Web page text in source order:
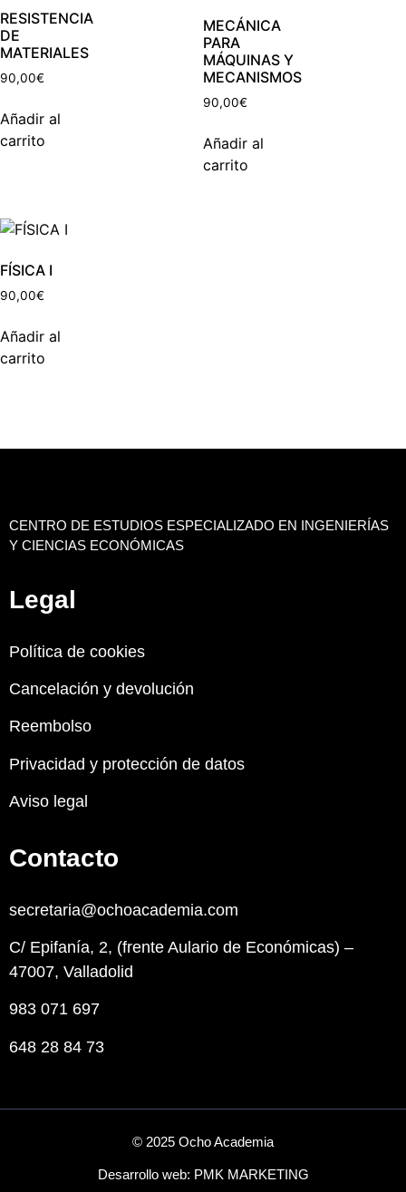
RESISTENCIA
DE
MATERIALES
90,00€
Añadir al
carrito
MECÁNICA
PARA
MÁQUINAS Y
MECANISMOS
90,00€
Añadir al
carrito
FÍSICA I
90,00€
Añadir al
carrito
CENTRO DE ESTUDIOS ESPECIALIZADO EN INGENIERÍAS
Y CIENCIAS ECONÓMICAS
Legal
Política de cookies
Cancelación y devolución
Reembolso
Privacidad y protección de datos
Aviso legal
Contacto
secretaria@ochoacademia.com
C/ Epifanía, 2, (frente Aulario de Económicas) –
47007, Valladolid
983 071 697
648 28 84 73
© 2025 Ocho Academia
Desarrollo web: PMK MARKETING